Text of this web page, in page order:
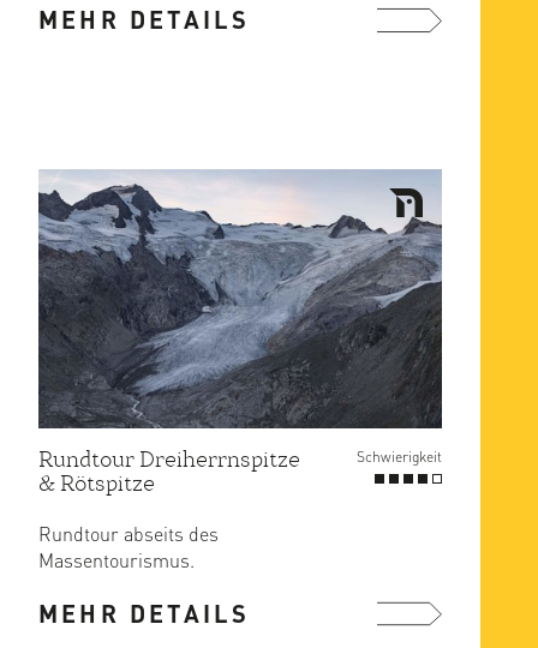
MEHR DETAILS
Rundtour Dreiherrnspitze
& Rötspitze
Schwierigkeit
Rundtour abseits des
Massentourismus.
zählt wohl neben dem ...
MEHR DETAILS